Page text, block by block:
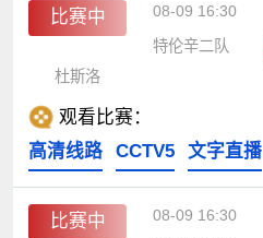
比赛中 08-09 16:30
特伦辛二队
杜斯洛
观看比赛：
高清线路
CCTV5 文字直播
比赛中 08-09 16:30